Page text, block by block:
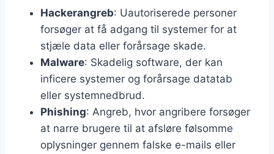
Hackerangreb: Uautoriserede personer
forsøger at få adgang til systemer for at
stjæle data eller forårsage skade.
Malware: Skadelig software, der kan
inficere systemer og forårsage datatab
eller systemnedbrud.
Phishing: Angreb, hvor angribere forsøger
at narre brugere til at afsløre følsomme
oplysninger gennem falske e-mails eller